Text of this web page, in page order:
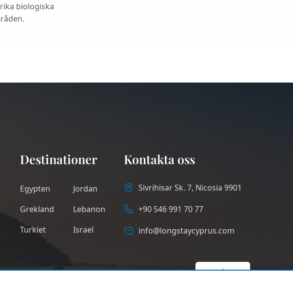
biologiska
Destinationer
Egypten
Grekland
Turkiet
Jordan
Lebanon
Israel
Kontakta oss
Sivrihisar Sk. 7, Nicosia 9901
+90 546 991 70 77
info@longstaycyprus.com